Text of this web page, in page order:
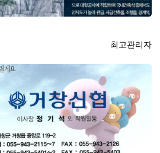
등록자
최고관리자